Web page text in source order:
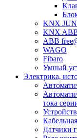
KNX
KNX
ABB
WAGO
Fibaro
Умный
Электрика,
тока
Датчики